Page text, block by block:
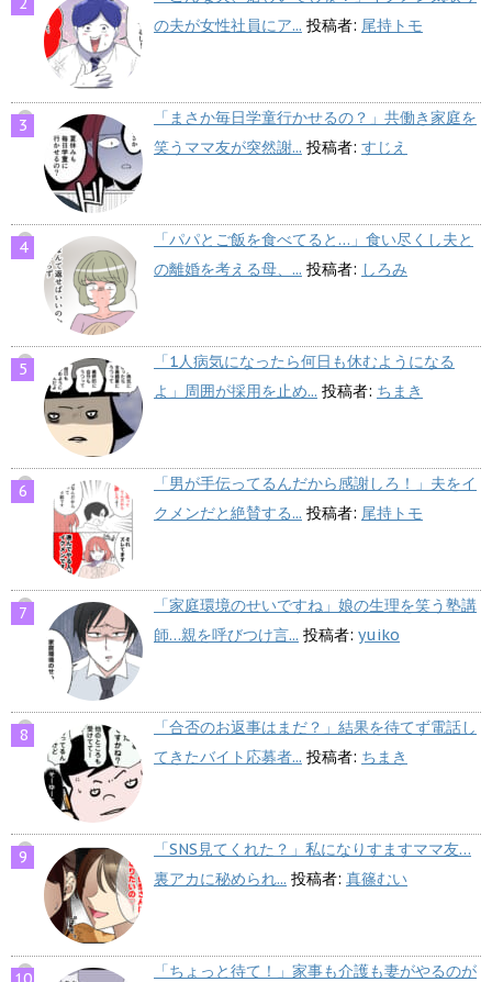
の夫が女性社員にア... 投稿者: 尾持トモ
「まさか毎日学童行かせるの？」共働き家庭を
笑うママ友が突然謝... 投稿者: すじえ
「パパとご飯を食べてると…」食い尽くし夫と
の離婚を考える母、... 投稿者: しろみ
「1人病気になったら何日も休むようになる
よ」周囲が採用を止め... 投稿者: ちまき
「男が手伝ってるんだから感謝しろ！」夫をイ
クメンだと絶賛する... 投稿者: 尾持トモ
「家庭環境のせいですね」娘の生理を笑う塾講
師…親を呼びつけ言... 投稿者: yuiko
「合否のお返事はまだ？」結果を待てず電話し
てきたバイト応募者... 投稿者: ちまき
「SNS見てくれた？」私になりすますママ友…
裏アカに秘められ... 投稿者: 真篠むい
「ちょっと待て！」家事も介護も妻がやるのが